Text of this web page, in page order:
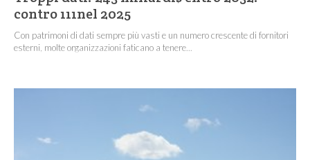
contro 111nel 2025
Con patrimoni di dati sempre più vasti e un numero crescente di fornitori
esterni, molte organizzazioni faticano a tenere...